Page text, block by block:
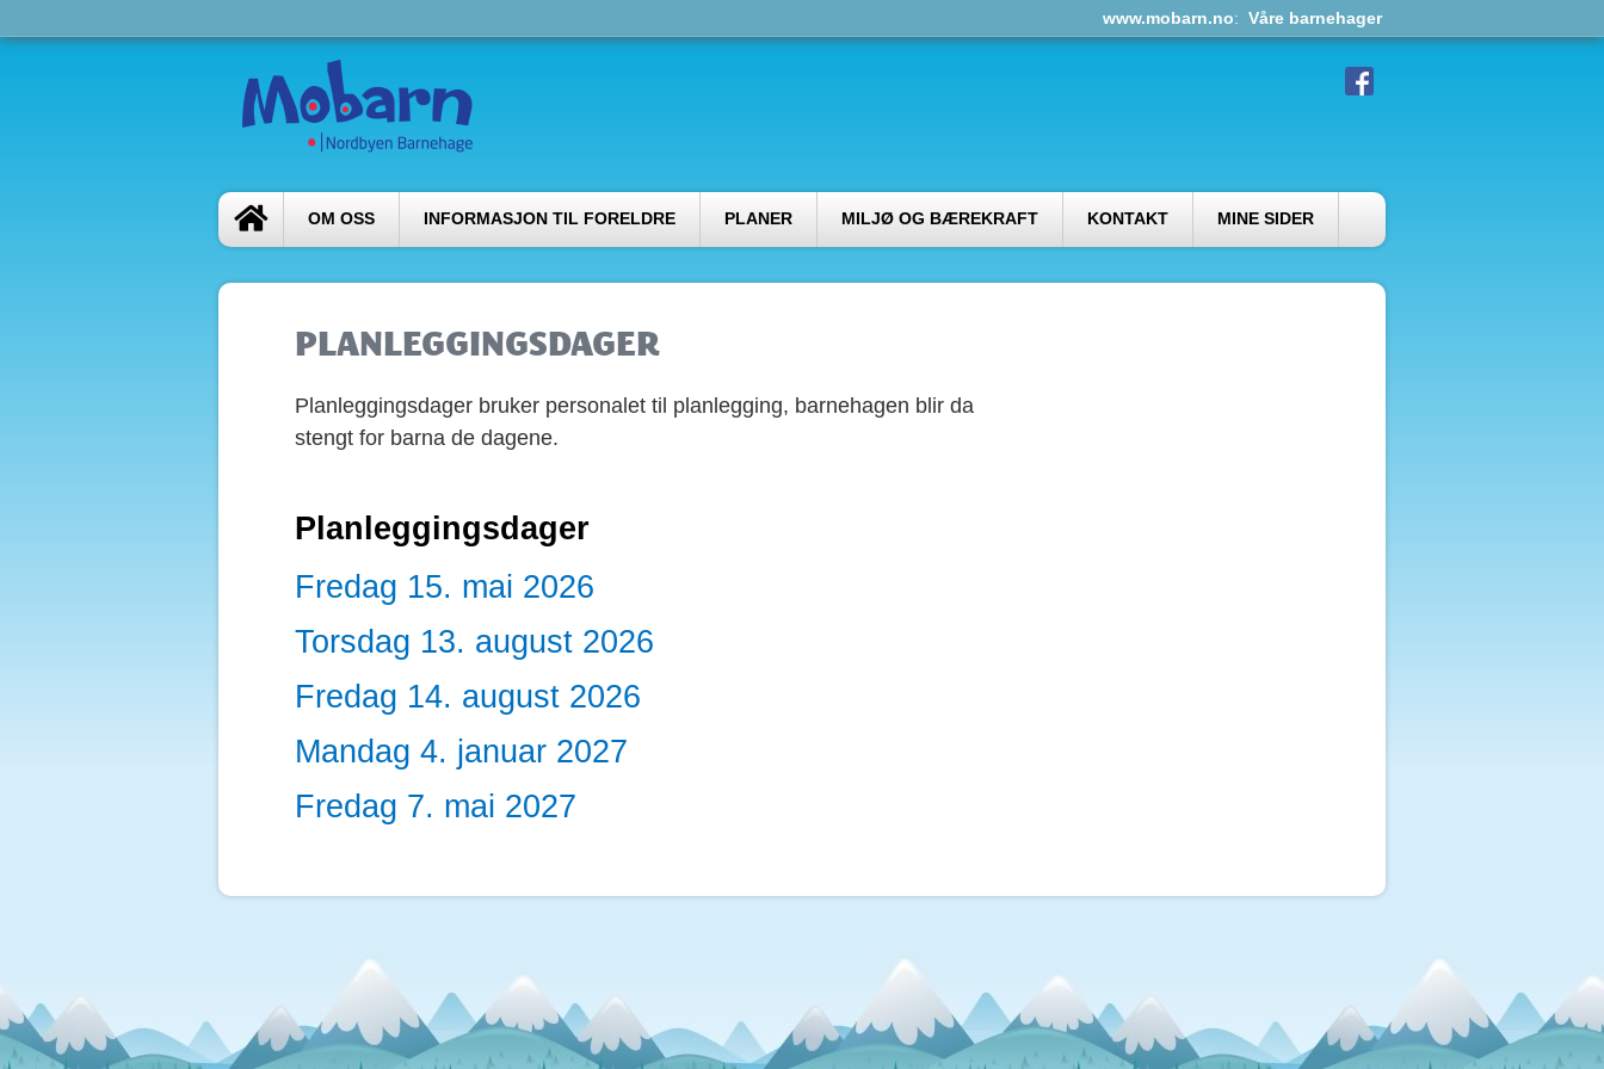
www.mobarn.no: Våre barnehager
OM OSS INFORMASJON TIL FORELDRE PLANER MILJØ OG BÆREKRAFT KONTAKT MINE SIDER
PLANLEGGINGSDAGER
Planleggingsdager bruker personalet til planlegging, barnehagen blir da
stengt for barna de dagene.
Planleggingsdager
Fredag 15. mai 2026
Torsdag 13. august 2026
Fredag 14. august 2026
Mandag 4. januar 2027
Fredag 7. mai 2027